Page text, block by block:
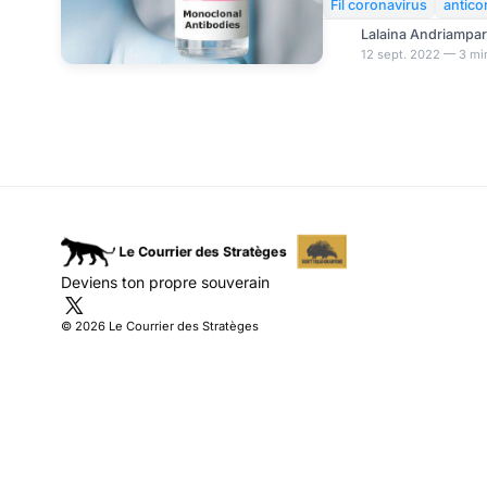
l’administration des
système immunitaire
Fil coronavirus
Lalaina
12 sept. 2022 — 3
Deviens ton propre souverain
© 2026 Le Courrier des Stratèges